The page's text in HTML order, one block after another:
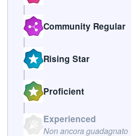
Community Regular
Rising Star
Proficient
Experienced
Non ancora guadagnato